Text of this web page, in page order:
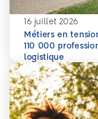
16 juillet 2026
Métiers en
110 000
logistique
En savoir plus
Métiers en